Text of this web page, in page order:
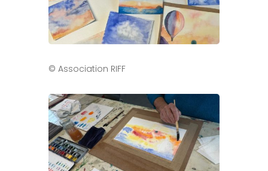
© Association RIFF